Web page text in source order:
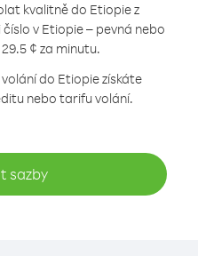
kvalitně do Etiopie z
číslo v Etiopie – pevná nebo
¢ za minutu.
do Etiopie získáte
nebo tarifu volání.
sazby